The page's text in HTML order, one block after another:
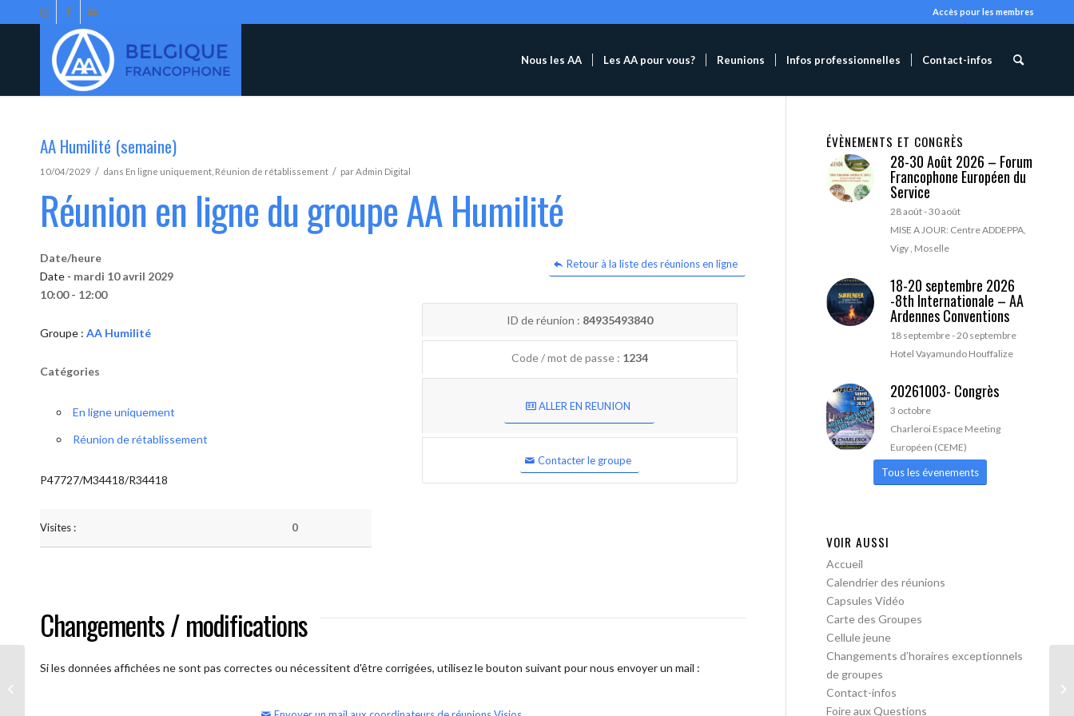
Accès pour les membres
Nous les AA Les AA pour vous? Reunions Infos professionnelles Contact-infos
AA Humilité (semaine)
10/04/2029 / dans En ligne uniquement Réunion de rétablissement / parAdmin Digital
Réunion en ligne du groupe AA Humilité
Retour à la liste des réunions en ligne
Date/heure
Date - mardi 10 avril 2029
10:00 - 12:00
Groupe : AA Humilité
Catégories
En ligne uniquement
Réunion de rétablissement
P47727/M34418/R34418
Visites : 0
ID de réunion : 84935493840
Code / mot de passe : 1234
ALLER EN REUNION
Contacter le groupe
Changements / modifications
Si les données affichées ne sont pas correctes ou nécessitent d'être corrigées, utilisez le bouton suivant pour nous envoyer un mail :
ÉVÈNEMENTS ET CONGRÈS
28-30 Août 2026 – Forum
Francophone Européen du
Service
28 août-30 août
MISE A JOUR: Centre ADDEPPA,
Vigy , Moselle
18-20 septembre 2026
-8th Internationale – AA
Ardennes Conventions
18 septembre-20 septembre
Hotel Vayamundo Houffalize
20261003- Congrès
3 octobre
Charleroi Espace Meeting
Européen (CEME)
Tous les évenements
VOIR AUSSI
Accueil
Calendrier des réunions
Capsules Vidéo
Carte des Groupes
Cellule jeune
Changements d’horaires exceptionnels
de groupes
Contact-infos
Foire aux Questions